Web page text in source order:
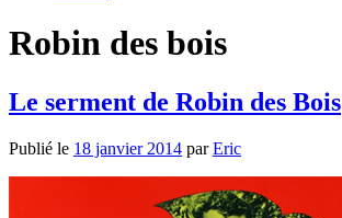
Robin des bois
Le serment de Robin des Bois
Publié le 18 janvier 2014 parEric